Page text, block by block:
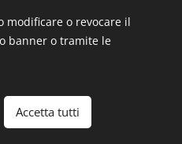
diritti riservati
Non costituisce testata
modificare o revocare il
banner o tramite le
Accetta tutti